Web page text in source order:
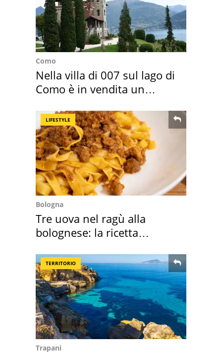
Como
Nella villa di 007 sul lago di
Como è in vendita un
LIFESTYLE
Bologna
Tre uova nel ragù alla
bolognese: la ricetta
TERRITORIO
Trapani